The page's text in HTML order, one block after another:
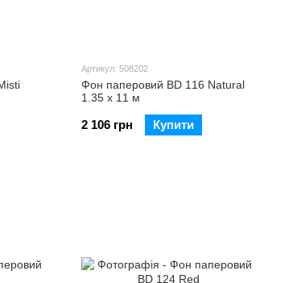
Артикул: 508202
Фон паперовий BD 116 Natural
1.35 х 11 м
2 106 грн Купити